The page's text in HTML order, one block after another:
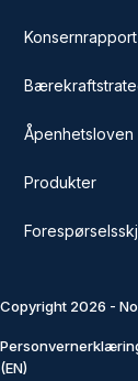
Åpenhetsloven
Produkter
Copyright 2026 -
(EN)